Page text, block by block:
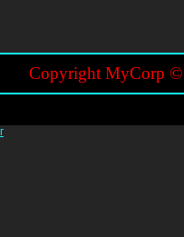
Copyright MyCorp